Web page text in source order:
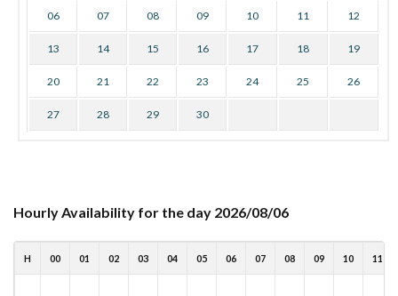
06 07 08 09 10 11 12
13 14 15 16 17 18 19
20 21 22 23 24 25 26
27 28 29 30
Hourly Availability for the day 2026/08/06
H 00 01 02 03 04 05 06 07 08 09 10 11